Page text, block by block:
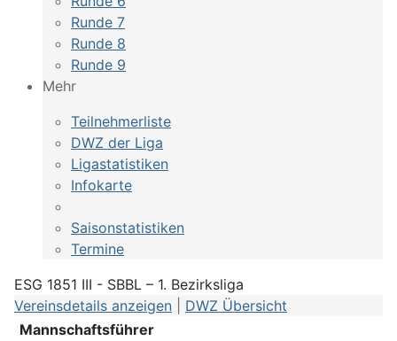
Runde 7
Runde 8
Runde 9
Mehr
Teilnehmerliste
DWZ der Liga
Ligastatistiken
Infokarte
Saisonstatistiken
Termine
ESG 1851 III - SBBL – 1. Bezirksliga
Vereinsdetails anzeigen
DWZ Übersicht
Mannschaftsführer